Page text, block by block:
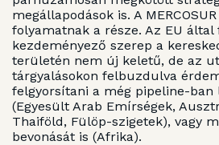
megállapodások is. A
folyamatnak a része. Az EU
kezdeményező szerep a
területén nem új keletű, de az
tárgyalásokon felbuzdulva
felgyorsítani a még pipeline-ban
(Egyesült Arab Emírségek,
Thaiföld, Fülöp-szigetek), vagy
bevonását is (Afrika).